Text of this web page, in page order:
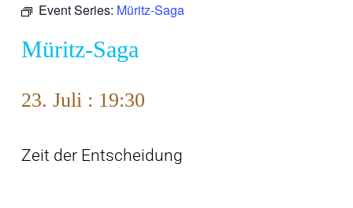
Event Series: Müritz-Saga
Müritz-Saga
23. Juli : 19:30
Zeit der Entscheidung